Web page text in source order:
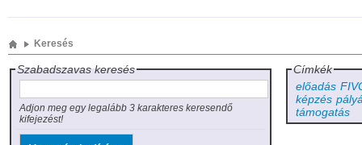
Keresés
Szabadszavas keresés
Adjon meg egy legalább 3 karakteres keresendő
kifejezést!
Címkék
előadás
képzés
támogatás